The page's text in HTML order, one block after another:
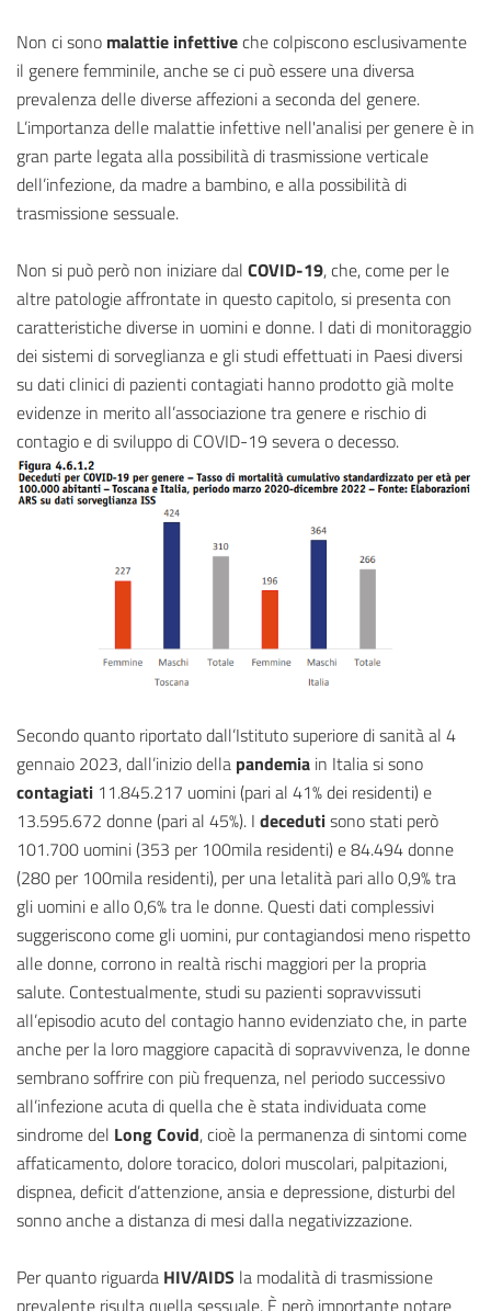
Non ci sono malattie infettiveche colpiscono esclusivamente
il genere femminile, anche se ci può essere una diversa
prevalenza delle diverse affezioni a seconda del genere.
L’importanza delle malattie infettive nell'analisi per genere è in
gran parte legata alla possibilità di trasmissione verticale
dell’infezione, da madre a bambino, e alla possibilità di
trasmissione sessuale.
Non si può però non iniziare dal COVID-19, che, come per le
altre patologie affrontate in questo capitolo, si presenta con
caratteristiche diverse in uomini e donne. I dati di monitoraggio
dei sistemi di sorveglianza e gli studi effettuati in Paesi diversi
su dati clinici di pazienti contagiati hanno prodotto già molte
evidenze in merito all’associazione tra genere e rischio di
contagio e di sviluppo di COVID-19 severa o decesso.
Secondo quanto riportato dall’Istituto superiore di sanità al 4
gennaio 2023, dall’inizio della pandemia in Italia si sono
contagiati 11.845.217 uomini (pari al 41% dei residenti) e
13.595.672 donne (pari al 45%). I decedutisono stati però
101.700 uomini (353 per 100mila residenti) e 84.494 donne
(280 per 100mila residenti), per una letalità pari allo 0,9% tra
gli uomini e allo 0,6% tra le donne. Questi dati complessivi
suggeriscono come gli uomini, pur contagiandosi meno rispetto
alle donne, corrono in realtà rischi maggiori per la propria
salute. Contestualmente, studi su pazienti sopravvissuti
all’episodio acuto del contagio hanno evidenziato che, in parte
anche per la loro maggiore capacità di sopravvivenza, le donne
sembrano soffrire con più frequenza, nel periodo successivo
all’infezione acuta di quella che è stata individuata come
sindrome del Long Covid, cioè la permanenza di sintomi come
affaticamento, dolore toracico, dolori muscolari, palpitazioni,
dispnea, deficit d’attenzione, ansia e depressione, disturbi del
sonno anche a distanza di mesi dalla negativizzazione.
Per quanto riguarda HIV/AIDS la modalità di trasmissione
prevalente risulta quella sessuale. È però importante notare